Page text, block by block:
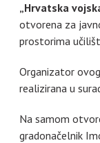
„Hrvatska
otvorena za
prostorima
Organizator
realizirana u
Na samom
gradonačelnik